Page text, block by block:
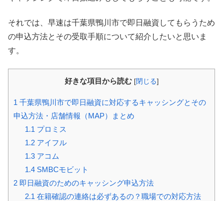
それでは、早速は千葉県鴨川市で即日融資してもらうため
の申込方法とその受取手順について紹介したいと思いま
す。
好きな項目から読む [閉じる]
1 千葉県鴨川市で即日融資に対応するキャッシングとその
申込方法・店舗情報（MAP）まとめ
1.1 プロミス
1.2アイフル
1.3アコム
1.4SMBCモビット
2 即日融資のためのキャッシング申込方法
2.1 在籍確認の連絡は必ずあるの？職場での対応方法